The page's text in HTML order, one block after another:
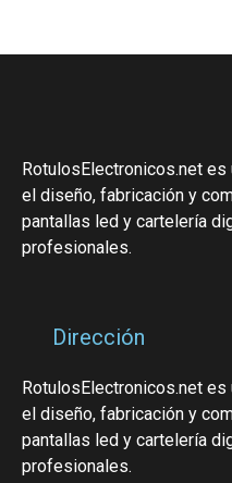
RotulosElectronicos.net
el diseño, fabricación y
pantallas led y cartelería
profesionales.
Dirección
RotulosElectronicos.net
el diseño, fabricación y
pantallas led y cartelería
profesionales.